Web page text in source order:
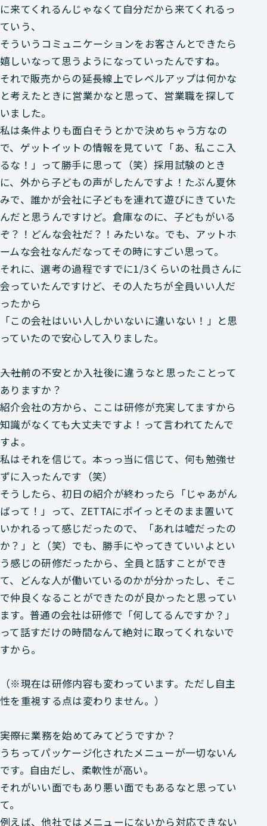
に来てくれるんじゃなくて自分だから来てくれるっ
ていう、
そういうコミュニケーションをお客さんとできたら
嬉しいなって思うようになっていったんですね。
それで販売からの延長線上でレベルアップは何かな
と考えたときに営業かなと思って、営業職を探して
いました。
私は条件よりも面白そうとかで決めちゃう方なの
で、ゲットイットの情報を見ていて「あ、私ここ入
るな！」って勝手に思って（笑）採用試験のとき
に、外から子どもの声がしたんですよ！たぶん夏休
みで、誰かが会社に子どもを連れて遊びにきていた
んだと思うんですけど。倉庫なのに、子どもがいる
ぞ？！どんな会社だ？！みたいな。でも、アットホ
ームな会社なんだなってその時にすごい思って。
それに、選考の過程ですでに1/3くらいの社員さんに
会っていたんですけど、その人たちが全員いい人だ
ったから
「この会社はいい人しかいないに違いない！」と思
っていたので安心して入りました。
―――入社前の不安とか入社後に違うなと思ったことって
ありますか？
紹介会社の方から、ここは研修が充実してますから
知識がなくても大丈夫ですよ！って言われてたんで
すよ。
私はそれを信じて。本っっ当に信じて、何も勉強せ
ずに入ったんです（笑）
そうしたら、初日の紹介が終わったら「じゃあがん
ばって！」って、ZETTAにポイっとそのまま置いて
いかれるって感じだったので、「あれは嘘だったの
か？」と（笑）でも、勝手にやってきていいよとい
う感じの研修だったから、全員と話すことができ
て、どんな人が働いているのかが分かったし、そこ
で仲良くなることができたのが良かったと思ってい
ます。普通の会社は研修で「何してるんですか？」
って話すだけの時間なんて絶対に取ってくれないで
すから。
（※現在は研修内容も変わっています。ただし自主
性を重視する点は変わりません。）
―――実際に業務を始めてみてどうですか？
うちってパッケージ化されたメニューが一切ないん
です。自由だし、柔軟性が高い。
それがいい面でもあり悪い面でもあるなと思ってい
て。
例えば、他社ではメニューにないから対応できない